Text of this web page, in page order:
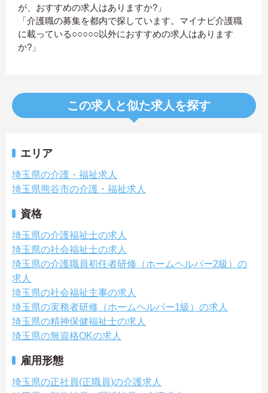
が、おすすめの求人はありますか?」
「介護職の募集を都内で探しています。マイナビ介護職
に載っている○○○○○以外におすすめの求人はあります
か?」
この求人と似た求人を探す
エリア
埼玉県の介護・福祉求人
埼玉県熊谷市の介護・福祉求人
資格
埼玉県の介護福祉士の求人
埼玉県の社会福祉士の求人
埼玉県の介護職員初任者研修（ホームヘルパー2級）の
求人
埼玉県の社会福祉主事の求人
埼玉県の実務者研修（ホームヘルパー1級）の求人
埼玉県の精神保健福祉士の求人
埼玉県の無資格OKの求人
雇用形態
埼玉県の正社員(正職員)の介護求人